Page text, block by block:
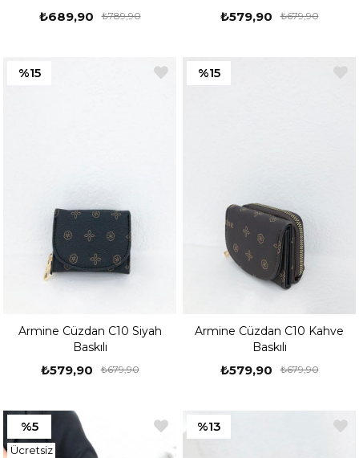
₺689,90 ₺789,90 ₺579,90 ₺679,90
Armine Cüzdan C10 Siyah
Baskılı
₺579,90 ₺679,90
%15
Armine Cüzdan C10 Kahve
Baskılı
₺579,90 ₺679,90
%15
%5
Ücretsiz
%13